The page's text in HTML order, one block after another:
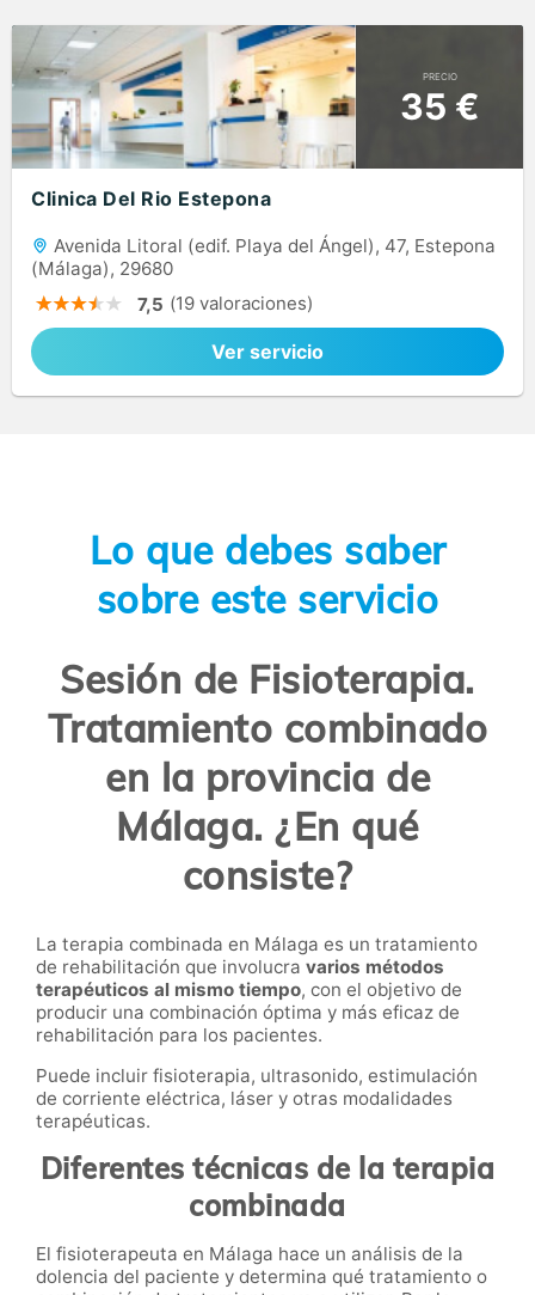
PRECIO
35 €
Clinica Del Rio Estepona
Avenida Litoral (edif. Playa del Ángel), 47, Estepona
(Málaga), 29680
7,5 (19 valoraciones)
Ver servicio
Lo que debes saber
sobre este servicio
Sesión de Fisioterapia.
Tratamiento combinado
en la provincia de
Málaga. ¿En qué
consiste?
La terapia combinada en Málaga es un tratamiento
de rehabilitación que involucra varios métodos
terapéuticos al mismo tiempo, con el objetivo de
producir una combinación óptima y más eficaz de
rehabilitación para los pacientes.
Puede incluir fisioterapia, ultrasonido, estimulación
de corriente eléctrica, láser y otras modalidades
terapéuticas.
Diferentes técnicas de la terapia
combinada
El fisioterapeuta en Málaga hace un análisis de la
dolencia del paciente y determina qué tratamiento o